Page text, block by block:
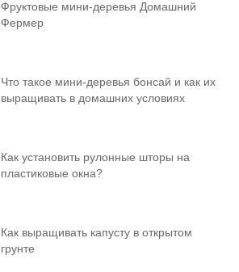
Фруктовыe мини-деревья Домашний
Фермер
Что такое мини-деревья бонсай и как их
выращивать в домашних условиях
Как установить рулонные шторы на
пластиковые окна?
Как выращивать капусту в открытом
грунте